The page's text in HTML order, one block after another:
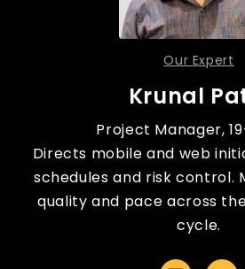
Our Expert
Krunal
Project Manager,
Directs mobile and web
schedules and risk control.
quality and pace across
cycle.